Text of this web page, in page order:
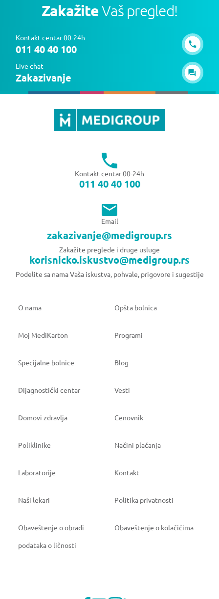
ZakažiteVaš pregled!
Kontakt centar 00-24h
011 40 40 100
Live chat
Zakazivanje
Kontakt centar 00-24h
011 40 40 100
Email
zakazivanje@medigroup.rs
Zakažite preglede i druge usluge
korisnicko.iskustvo@medigroup.rs
Podelite sa nama Vaša iskustva, pohvale, prigovore i sugestije
O nama Opšta bolnica
Moj MediKarton Programi
Specijalne bolnice Blog
Dijagnostički centar Vesti
Domovi zdravlja Cenovnik
Poliklinike Načini plaćanja
Laboratorije Kontakt
Naši lekari Politika privatnosti
Obaveštenje o obradi
podataka o ličnosti
Obaveštenje o kolačićima